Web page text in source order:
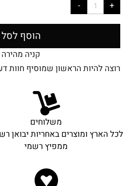
הוסף לסל
קניה מהירה
רוצה להיות הראשון שמוסיף חוות
משלוחים
לכל הארץ ומוצרים באחריות יבואן
ממפיץ רשמי